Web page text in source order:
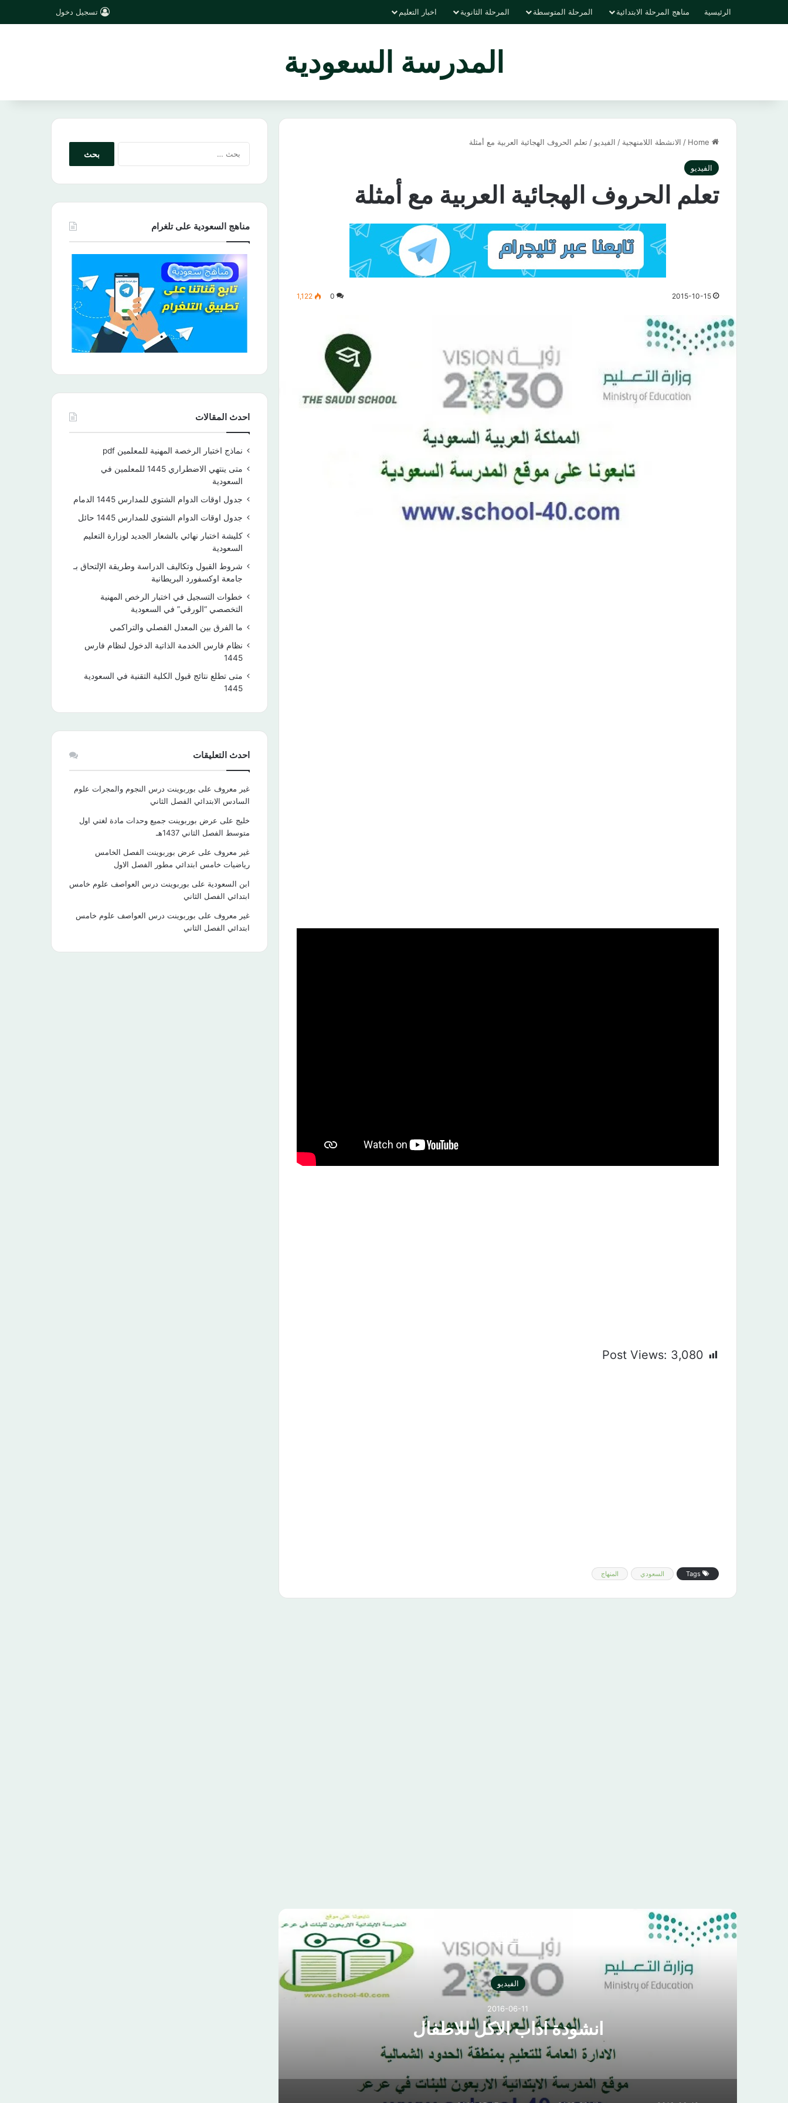
الرئيسية مناهج المرحلة الابتدائية المرحلة المتوسطة المرحلة الثانوية اخبار التعليم تسجيل دخول
المدرسة السعودية
/ الانشطة اللامنهجية / الفيديو / تعلم الحروف الهجائية العربية مع أمثلة
الفيديو
تعلم الحروف الهجائية العربية مع أمثلة
2015-10-15
0
1,122
Post Views: 3,080
السعودي المنهاج
الفيديو
2016-06-11
انشودة اداب الاكل للاطفال
مناهج السعودية على تلغرام
احدث المقالات
نماذج اختبار الرخصة المهنية للمعلمين pdf
متى ينتهي الاضطراري 1445 للمعلمين في
السعودية
جدول اوقات الدوام الشتوي للمدارس 1445 الدمام
جدول اوقات الدوام الشتوي للمدارس 1445 حائل
كليشة اختبار نهائي بالشعار الجديد لوزارة التعليم
السعودية
شروط القبول وتكاليف الدراسة وطريقة الإلتحاق بـ
جامعة اوكسفورد البريطانية
خطوات التسجيل في اختبار الرخص المهنية
التخصصي “الورقي” في السعودية
ما الفرق بين المعدل الفصلي والتراكمي
نظام فارس الخدمة الذاتية الدخول لنظام فارس
1445
متى تطلع نتائج قبول الكلية التقنية في السعودية
1445
احدث التعليقات
غير معروف على بوربوينت درس النجوم والمجرات علوم
السادس الابتدائي الفصل الثاني
خليج على عرض بوربوينت جميع وحدات مادة لغتي اول
متوسط الفصل الثاني 1437هـ
غير معروف على عرض بوربوينت الفصل الخامس
رياضيات خامس ابتدائي مطور الفصل الاول
ابن السعودية على بوربوينت درس العواصف علوم خامس
ابتدائي الفصل الثاني
غير معروف على بوربوينت درس العواصف علوم خامس
ابتدائي الفصل الثاني